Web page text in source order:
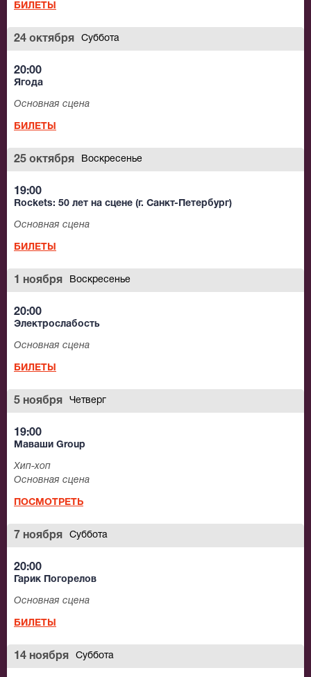
БИЛЕТЫ
24 октября Суббота
20:00
Ягода
Основная сцена
БИЛЕТЫ
25 октября Воскресенье
19:00
Rockets: 50 лет на сцене (г. Санкт-Петербург)
Основная сцена
БИЛЕТЫ
1 ноября Воскресенье
20:00
Электрослабость
Основная сцена
БИЛЕТЫ
5 ноября Четверг
19:00
Маваши Group
Хип-хоп
Основная сцена
ПОСМОТРЕТЬ
7 ноября Суббота
20:00
Гарик Погорелов
Основная сцена
БИЛЕТЫ
14 ноября Суббота